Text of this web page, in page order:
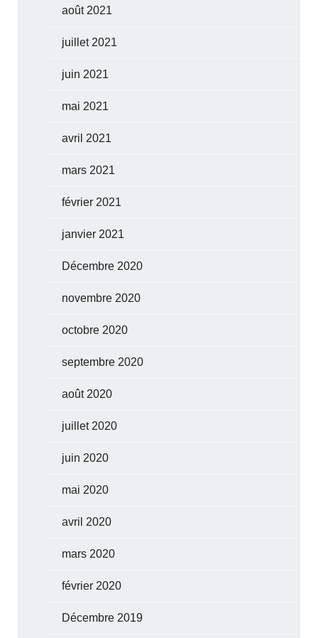
août 2021
juillet 2021
juin 2021
mai 2021
avril 2021
mars 2021
février 2021
janvier 2021
Décembre 2020
novembre 2020
octobre 2020
septembre 2020
août 2020
juillet 2020
juin 2020
mai 2020
avril 2020
mars 2020
février 2020
Décembre 2019